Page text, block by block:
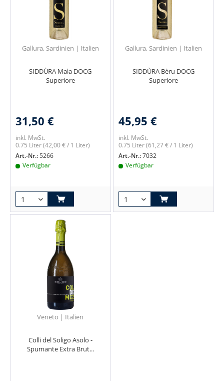
Gallura, Sardinien | Italien
SIDDÙRA Maìa DOCG
Superiore
31,50 €
inkl. MwSt.
0.75 Liter(42,00 € / 1 Liter)
Art.-Nr.:5266
Verfügbar
Gallura, Sardinien | Italien
SIDDÙRA Bèru DOCG
Superiore
45,95 €
inkl. MwSt.
0.75 Liter(61,27 € / 1 Liter)
Art.-Nr.:7032
Verfügbar
Veneto | Italien
Colli del Soligo Asolo -
Spumante Extra Brut...